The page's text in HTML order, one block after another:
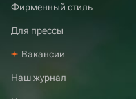
Фирменный стиль
Для прессы
Вакансии
Наш журнал